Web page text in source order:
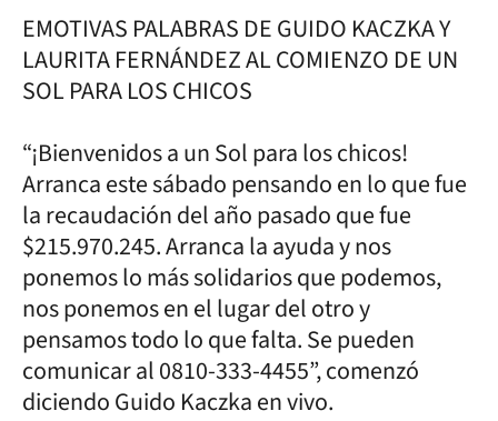
EMOTIVAS PALABRAS DE GUIDO KACZKA Y
LAURITA FERNÁNDEZ AL COMIENZO DE UN
SOL PARA LOS CHICOS
“¡Bienvenidos a un Sol para los chicos!
Arranca este sábado pensando en lo que fue
la recaudación del año pasado que fue
$215.970.245. Arranca la ayuda y nos
ponemos lo más solidarios que podemos,
nos ponemos en el lugar del otro y
pensamos todo lo que falta. Se pueden
comunicar al 0810-333-4455”, comenzó
diciendo Guido Kaczka en vivo.